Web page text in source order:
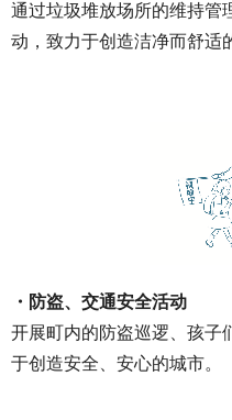
通过垃圾堆放场所的维持管
动，致力于创造洁净而舒适
・防盗、交通安全活动
开展町内的防盗巡逻、孩子
于创造安全、安心的城市。